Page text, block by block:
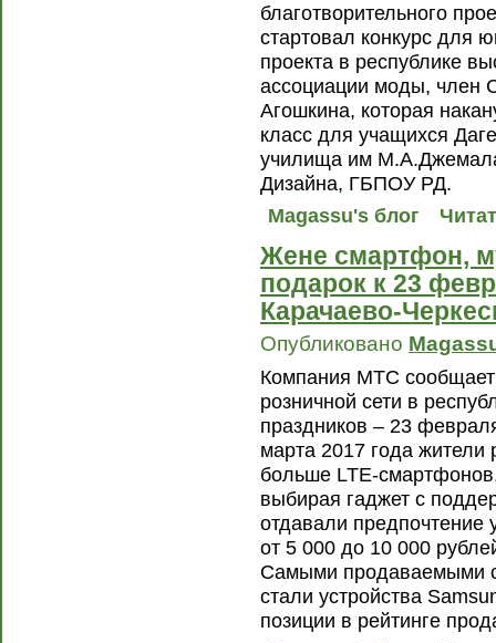
благотворительного
стартовал конкурс для
проекта в республике
ассоциации моды, член
Агошкина, которая
класс для учащихся
училища им
Дизайна, ГБПОУ РД.
Magassu's блог
Жене смартфон,
подарок к 23
Карачаево-
Опубликовано
Компания МТС сообщает
розничной сети в
праздников – 23
марта 2017 года жители
больше LTE-
выбирая гаджет с
отдавали предпочтение
от 5 000 до 10 000
Самыми продаваемыми
стали устройства
позиции в рейтинге